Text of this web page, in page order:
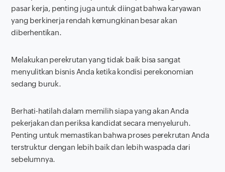
pasar kerja, penting juga untuk diingat bahwa karyawan
yang berkinerja rendah kemungkinan besar akan
diberhentikan.
Melakukan perekrutan yang tidak baik bisa sangat
menyulitkan bisnis Anda ketika kondisi perekonomian
sedang buruk.
Berhati-hatilah dalam memilih siapa yang akan Anda
pekerjakan dan periksa kandidat secara menyeluruh.
Penting untuk memastikan bahwa proses perekrutan Anda
terstruktur dengan lebih baik dan lebih waspada dari
sebelumnya.